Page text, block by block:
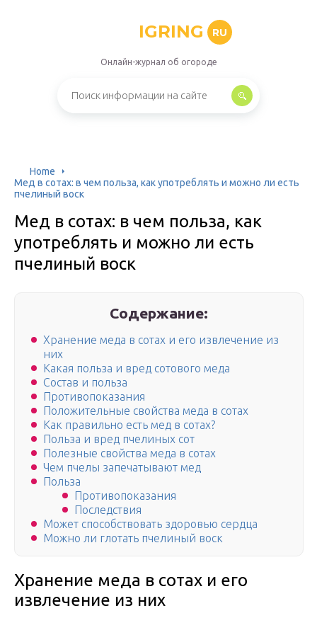
IGRING RU
Онлайн-журнал об огороде
Home
Мед в сотах: в чем польза, как употреблять и можно ли есть
пчелиный воск
Мед в сотах: в чем польза, как
употреблять и можно ли есть
пчелиный воск
Содержание:
Хранение меда в сотах и его извлечение из
них
Какая польза и вред сотового меда
Состав и польза
Противопоказания
Положительные свойства меда в сотах
Как правильно есть мед в сотах?
Польза и вред пчелиных сот
Полезные свойства меда в сотах
Чем пчелы запечатывают мед
Польза
Противопоказания
Последствия
Может способствовать здоровью сердца
Можно ли глотать пчелиный воск
Хранение меда в сотах и его
извлечение из них